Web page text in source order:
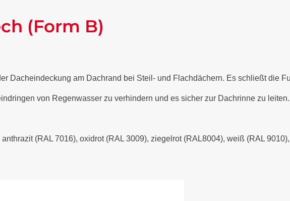
(Form B)
Dacheindeckung am Dachrand bei Steil- und Flachdächern. Es schließt die
von Regenwasser zu verhindern und es sicher zur Dachrinne zu leiten.
(RAL 7016), oxidrot (RAL 3009), ziegelrot (RAL8004), weiß (RAL